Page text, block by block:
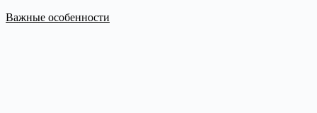
Важные особенности